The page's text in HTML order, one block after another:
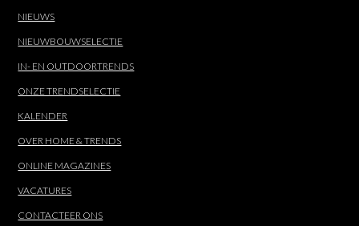
NIEUWS
NIEUWBOUWSELECTIE
IN- EN OUTDOORTRENDS
ONZE TRENDSELECTIE
KALENDER
OVER HOME & TRENDS
ONLINE MAGAZINES
VACATURES
CONTACTEER ONS